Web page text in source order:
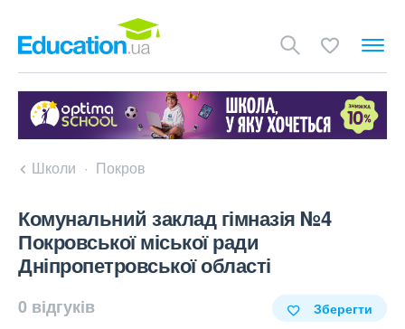
Школи Покров
Комунальний заклад гімназія №4
Покровської міської ради
Дніпропетровської області
0 відгуків Зберегти